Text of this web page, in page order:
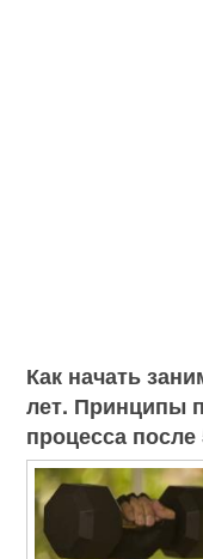
Как начать
лет. Принципы
процесса после